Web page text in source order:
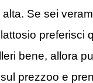
Se sei
preferisci
bene, allora
prezzoo e